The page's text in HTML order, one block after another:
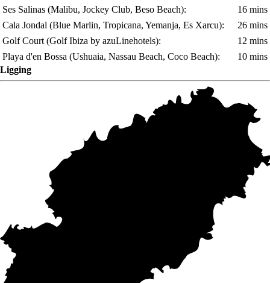
Ses Salinas (Malibu, Jockey Club, Beso Beach):
16 mins
Cala Jondal (Blue Marlin, Tropicana, Yemanja, Es Xarcu):
26 mins
Golf Court (Golf Ibiza by azuLinehotels):
12 mins
Playa d'en Bossa (Ushuaia, Nassau Beach, Coco Beach):
10 mins
Ligging